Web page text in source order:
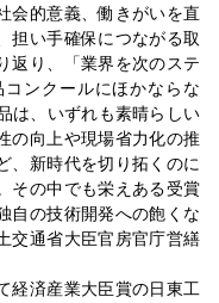
会的意義、働きがいを直
担い手確保につながる取
返り、「業界を次のステ
ンクールにほかならな
は、いずれも素晴らしい
の向上や現場省力化の推
、新時代を切り拓くのに
その中でも栄えある受賞
自の技術開発への飽くな
交通省大臣官房官庁営繕
経済産業大臣賞の日東工